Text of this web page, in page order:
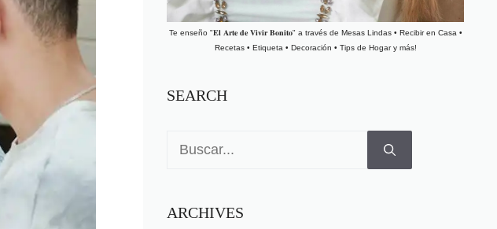
Te enseño "𝐄𝐥 𝐀𝐫𝐭𝐞 𝐝𝐞 𝐕𝐢𝐯𝐢𝐫 𝐁𝐨𝐧𝐢𝐭𝐨" a través de Mesas Lindas • Recibir en Casa •
Recetas • Etiqueta • Decoración • Tips de Hogar y más!
SEARCH
ARCHIVES